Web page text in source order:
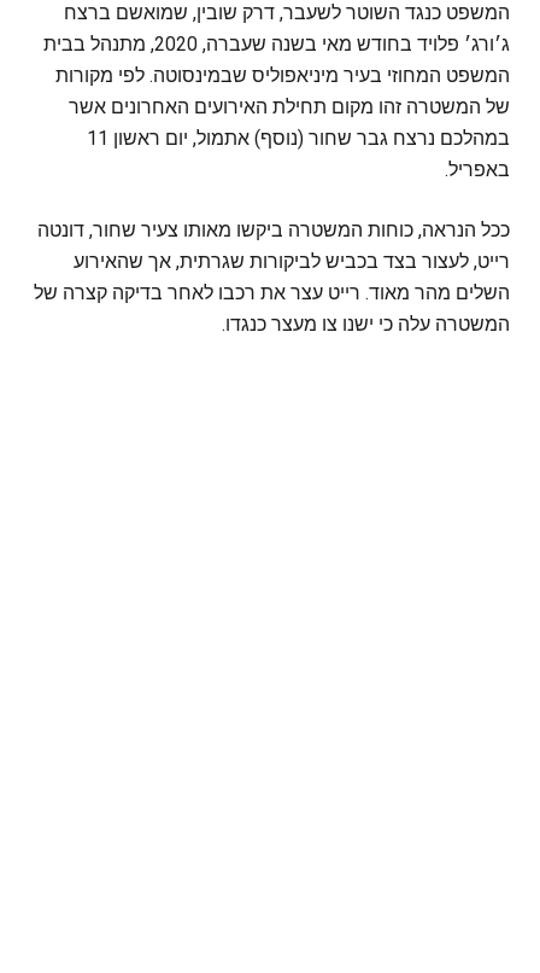
המשפט כנגד השוטר לשעבר, דרק שובין, שמואשם ברצח
ג׳ורג׳ פלויד בחודש מאי בשנה שעברה, 2020, מתנהל בבית
המשפט המחוזי בעיר מיניאפוליס שבמינסוטה. לפי מקורות
של המשטרה זהו מקום תחילת האירועים האחרונים אשר
במהלכם נרצח גבר שחור (נוסף) אתמול, יום ראשון 11
באפריל.
ככל הנראה, כוחות המשטרה ביקשו מאותו צעיר שחור, דונטה
רייט, לעצור בצד בכביש לביקורות שגרתית, אך שהאירוע
השלים מהר מאוד. רייט עצר את רכבו לאחר בדיקה קצרה של
המשטרה עלה כי ישנו צו מעצר כנגדו.